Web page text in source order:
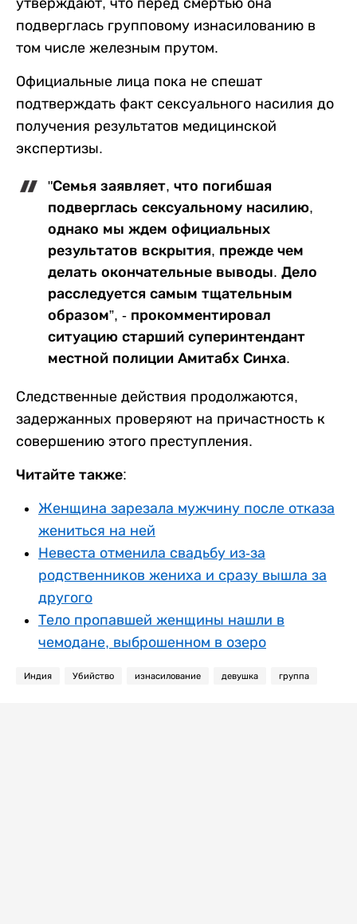
подверглась групповому изнасилованию в
том числе железным прутом.
Официальные лица пока не спешат
подтверждать факт сексуального насилия до
получения результатов медицинской
экспертизы.
"Семья заявляет, что погибшая
подверглась сексуальному насилию,
однако мы ждем официальных
результатов вскрытия, прежде чем
делать окончательные выводы. Дело
расследуется самым тщательным
образом”, - прокомментировал
ситуацию старший суперинтендант
местной полиции Амитабх Синха.
Следственные действия продолжаются,
задержанных проверяют на причастность к
совершению этого преступления.
Читайте также:
Женщина зарезала мужчину после отказа
жениться на ней
Невеста отменила свадьбу из-за
родственников жениха и сразу вышла за
другого
Тело пропавшей женщины нашли в
чемодане, выброшенном в озеро
Индия Убийство изнасилование девушка группа